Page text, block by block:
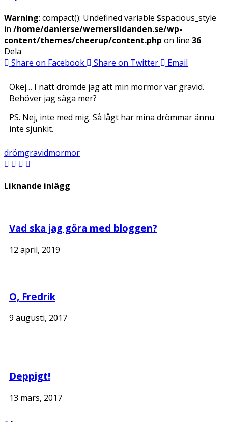
Warning: compact(): Undefined variable $spacious_style
in /home/danierse/wernerslidanden.se/wp-
content/themes/cheerup/content.php on line 36
Dela
Share on Facebook
Share on Twitter Email
Okej… I natt drömde jag att min mormor var gravid.
Behöver jag säga mer?
PS. Nej, inte med mig. Så lågt har mina drömmar ännu
inte sjunkit.
drömgravidmormor
Liknande inlägg
Vad ska jag göra med bloggen?
12 april, 2019
O, Fredrik
9 augusti, 2017
Deppigt!
13 mars, 2017